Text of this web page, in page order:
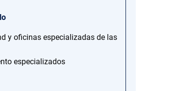
y oficinas especializadas de las
especializados